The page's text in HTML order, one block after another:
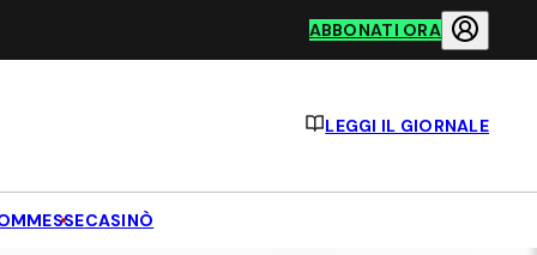
ABBONATI ORA
LEGGI IL GIORNALE
CASINÒ